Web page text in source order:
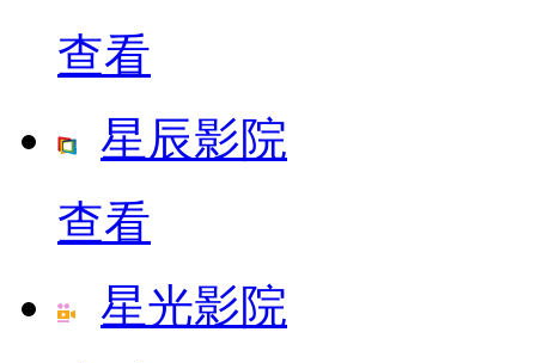
查看
星辰影院
查看
星光影院